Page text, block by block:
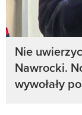
Nie
Nawrocki.
wywołały